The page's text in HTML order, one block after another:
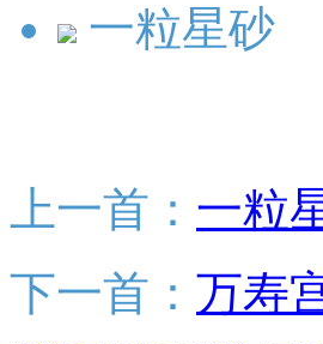
一粒星砂
上一首： 一粒
下一首： 万寿